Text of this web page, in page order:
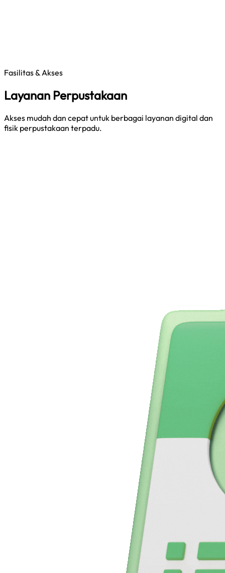
Fasilitas & Akses
Layanan Perpustakaan
Akses mudah dan cepat untuk berbagai layanan digital dan
fisik perpustakaan terpadu.